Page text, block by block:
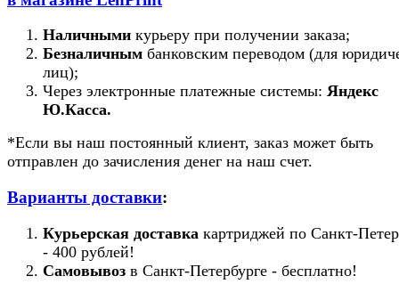
Наличными курьеру при получении заказа;
Безналичным банковским переводом (для
лиц);
Через электронные платежные системы: Яндекс
Ю.Касса.
*Если вы наш постоянный клиент, заказ может быть
отправлен до зачисления денег на наш счет.
Варианты доставки:
Курьерская доставка картриджей по Санкт-
- 400 рублей!
Самовывоз в Санкт-Петербурге - бесплатно!